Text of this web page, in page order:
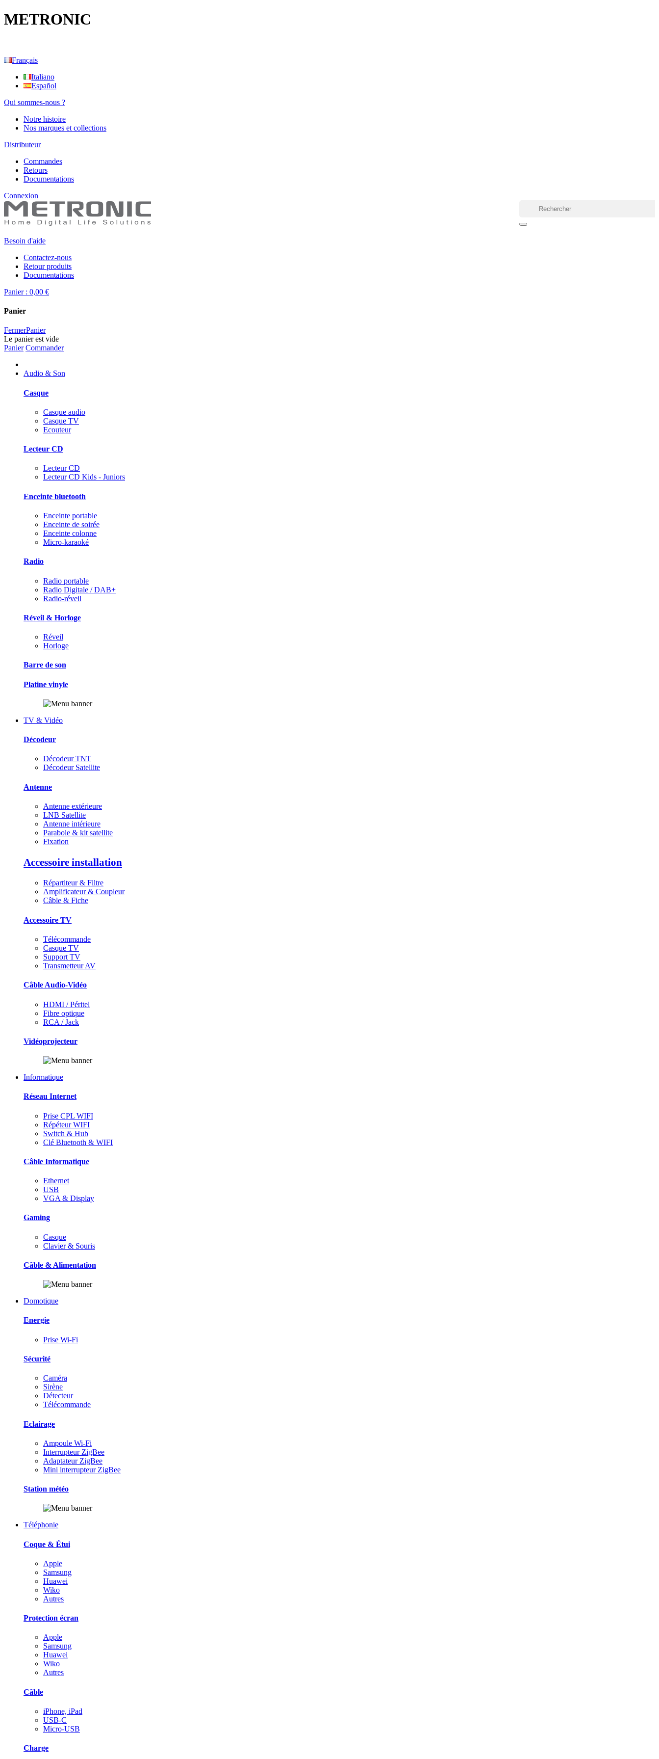
METRONIC
Français
Italiano
Español
Qui sommes-nous ?
Notre histoire
Nos marques et collections
Distributeur
Commandes
Retours
Documentations
Connexion
Besoin d'aide
Contactez-nous
Retour produits
Documentations
Panier : 0,00 €
Panier
FermerPanier
Le panier est vide
Panier Commander
Audio & Son
Casque
Casque audio
Casque TV
Ecouteur
Lecteur CD
Lecteur CD
Lecteur CD Kids - Juniors
Enceinte bluetooth
Enceinte portable
Enceinte de soirée
Enceinte colonne
Micro-karaoké
Radio
Radio portable
Radio Digitale / DAB+
Radio-réveil
Réveil & Horloge
Réveil
Horloge
Barre de son
Platine vinyle
TV & Vidéo
Décodeur
Décodeur TNT
Décodeur Satellite
Antenne
Antenne extérieure
LNB Satellite
Antenne intérieure
Parabole & kit satellite
Fixation
Accessoire installation
Répartiteur & Filtre
Amplificateur & Coupleur
Câble & Fiche
Accessoire TV
Télécommande
Casque TV
Support TV
Transmetteur AV
Câble Audio-Vidéo
HDMI / Péritel
Fibre optique
RCA / Jack
Vidéoprojecteur
Informatique
Réseau Internet
Prise CPL WIFI
Répéteur WIFI
Switch & Hub
Clé Bluetooth & WIFI
Câble Informatique
Ethernet
USB
VGA & Display
Gaming
Casque
Clavier & Souris
Câble & Alimentation
Domotique
Energie
Prise Wi-Fi
Sécurité
Caméra
Sirène
Détecteur
Télécommande
Eclairage
Ampoule Wi-Fi
Interrupteur ZigBee
Adaptateur ZigBee
Mini interrupteur ZigBee
Station météo
Téléphonie
Coque & Étui
Apple
Samsung
Huawei
Wiko
Autres
Protection écran
Apple
Samsung
Huawei
Wiko
Autres
Câble
iPhone, iPad
USB-C
Micro-USB
Charge